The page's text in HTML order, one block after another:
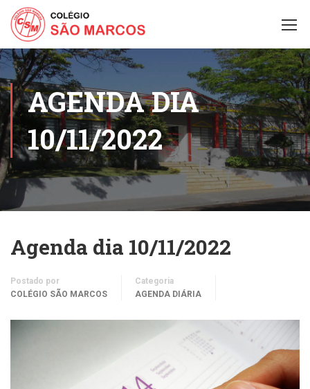
AGENDA DIA
10/11/2022
Agenda dia 10/11/2022
Postado por
COLÉGIO SÃO MARCOS
Categoria
AGENDA DIÁRIA